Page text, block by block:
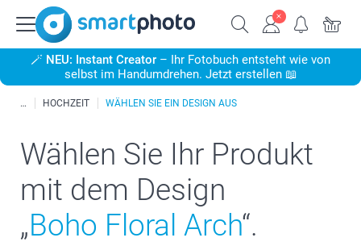
🪄 NEU: Instant Creator – Ihr Fotobuch entsteht wie von
selbst im Handumdrehen. Jetzt erstellen 📖
HOCHZEIT WÄHLEN SIE EIN DESIGN AUS
Wählen Sie Ihr Produkt
mit dem Design
„Boho Floral Arch“.